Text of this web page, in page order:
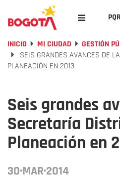
INICIO MI CIUDAD
GESTIÓN
SEIS GRANDES AVANCES DE
PLANEACIÓN EN 2013
Seis grandes
Secretaría
Planeación en
30·MAR·2014